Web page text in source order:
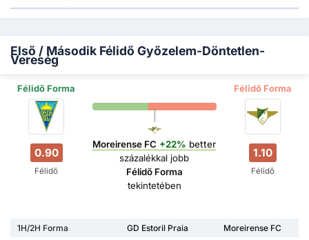
Első / Második Félidő Győzelem-Döntetlen-
Vereség
Félidő Forma Félidő Forma
0.90
Félidő
Moreirense FC +22% better
százalékkal jobb
Félidő Forma
tekintetében
1.10
Félidő
1H/2H Forma GD Estoril Praia
Moreirense FC